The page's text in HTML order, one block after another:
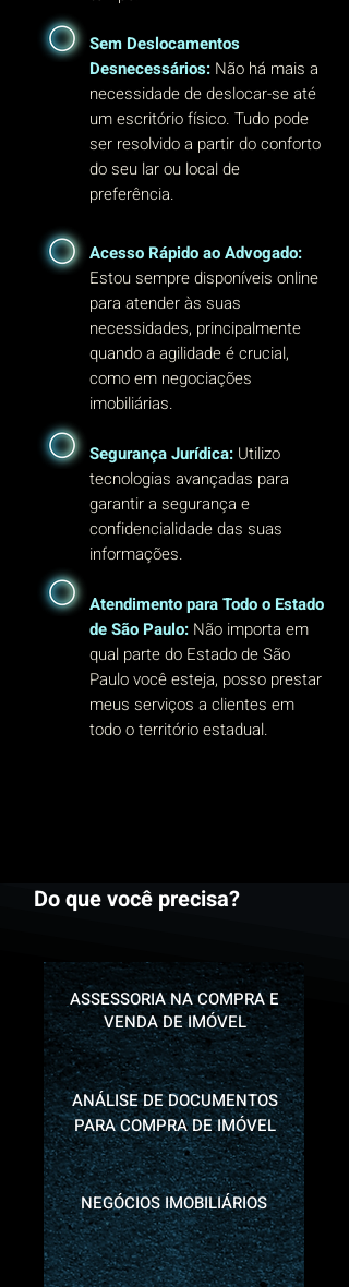
Sem Deslocamentos
Desnecessários: Não há mais a
necessidade de deslocar-se até
um escritório físico. Tudo pode
ser resolvido a partir do conforto
do seu lar ou local de
preferência.
Acesso Rápido ao Advogado:
Estou sempre disponíveis online
para atender às suas
necessidades, principalmente
quando a agilidade é crucial,
como em negociações
imobiliárias.
Segurança Jurídica: Utilizo
tecnologias avançadas para
garantir a segurança e
confidencialidade das suas
informações.
Atendimento para Todo o Estado
de São Paulo: Não importa em
qual parte do Estado de São
Paulo você esteja, posso prestar
meus serviços a clientes em
todo o território estadual.
Do que você precisa?
ASSESSORIA NA COMPRA E
VENDA DE IMÓVEL
NEGÓCIOS IMOBILIÁRIOS
ANÁLISE DE DOCUMENTOS
PARA COMPRA DE IMÓVEL